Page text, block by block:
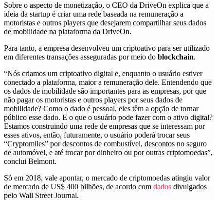
Sobre o aspecto de monetização, o CEO da DriveOn explica que a
ideia da startup é criar uma rede baseada na remuneração a
motoristas e outros players que desejarem compartilhar seus dados
de mobilidade na plataforma da DriveOn.
Para tanto, a empresa desenvolveu um criptoativo para ser utilizado
em diferentes transações asseguradas por meio do blockchain.
“Nós criamos um criptoativo digital e, enquanto o usuário estiver
conectado a plataforma, maior a remuneração dele. Entendendo que
os dados de mobilidade são importantes para as empresas, por que
não pagar os motoristas e outros players por seus dados de
mobilidade? Como o dado é pessoal, eles têm a opção de tornar
público esse dado. E o que o usuário pode fazer com o ativo digital?
Estamos construindo uma rede de empresas que se interessam por
esses ativos, então, futuramente, o usuário poderá trocar seus
“Cryptomiles” por descontos de combustível, descontos no seguro
de automóvel, e até trocar por dinheiro ou por outras criptomoedas”,
conclui Belmont.
Só em 2018, vale apontar, o mercado de criptomoedas atingiu valor
de mercado de US$ 400 bilhões, de acordo com dados divulgados
pelo Wall Street Journal.